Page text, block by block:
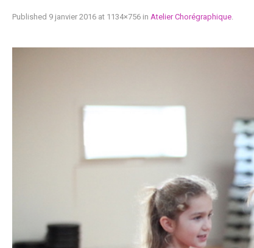
Published 9 janvier 2016 at 1134×756 in Atelier Chorégraphique.